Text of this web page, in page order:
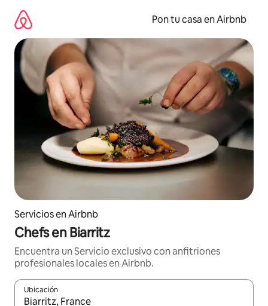
contenido
Pon tu casa en Airbnb
Servicios en Airbnb
Chefs en Biarritz
Encuentra un Servicio exclusivo con anfitriones
profesionales locales en Airbnb.
Ubicación
Cuando los resultados estén disponibles, navega con las